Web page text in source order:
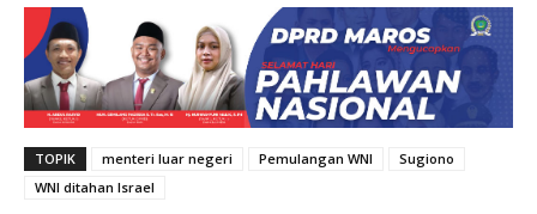
TOPIK menteri luar negeri Pemulangan WNI
Sugiono
WNI ditahan Israel